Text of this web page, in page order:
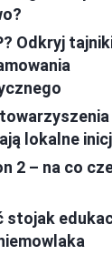
Odkryj
lokalne
2 – na co
stojak